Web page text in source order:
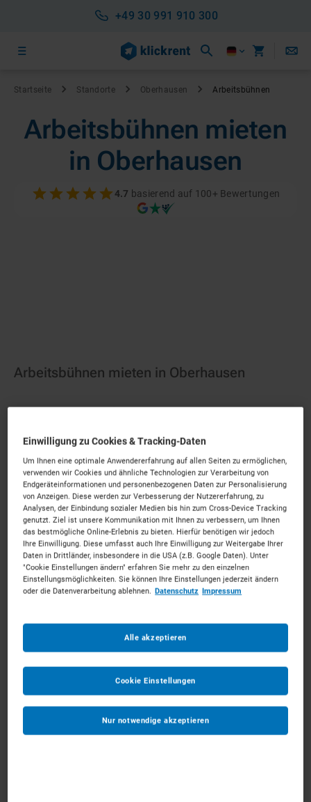
+49 30 991 910 300
Startseite Standorte Oberhausen Arbeitsbühnen
Arbeitsbühnen mieten
in Oberhausen
4.7 basierend auf 100+ Bewertungen
Arbeitsbühnen mieten in Oberhausen
Starke Maschinen für das neue Oberhausen.Mieten
Unkompliziert, zu starken Konditionen und mit
persönlichem Experten-Service.
203Vermietpartner im RaumOberhausen
Anhängerarbeitsbühnen
Einwilligung zu Cookies & Tracking-Daten
Um Ihnen eine optimale Anwendererfahrung auf allen Seiten zu ermöglichen,
verwenden wir Cookies und ähnliche Technologien zur Verarbeitung von
Endgeräteinformationen und personenbezogenen Daten zur Personalisierung
von Anzeigen. Diese werden zur Verbesserung der Nutzererfahrung, zu
Analysen, der Einbindung sozialer Medien bis hin zum Cross-Device Tracking
genutzt. Ziel ist unsere Kommunikation mit Ihnen zu verbessern, um Ihnen
das bestmögliche Online-Erlebnis zu bieten. Hierfür benötigen wir jedoch
Ihre Einwilligung. Diese umfasst auch Ihre Einwilligung zur Weitergabe Ihrer
Daten in Drittländer, insbesondere in die USA (z.B. Google Daten). Unter
"Cookie Einstellungen ändern" erfahren Sie mehr zu den einzelnen
Einstellungsmöglichkeiten. Sie können Ihre Einstellungen jederzeit ändern
oder die Datenverarbeitung ablehnen. Datenschutz Impressum
Nur notwendige akzeptieren
Alle akzeptieren
Cookie Einstellungen